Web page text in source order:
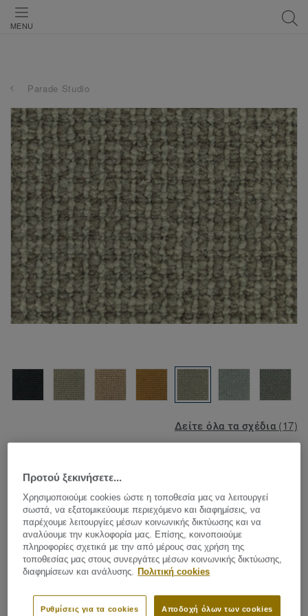
MENU
Parade Studio
Δείτε όλα τα σχέδια (17)
Parade Studio - Studio B285
490
The new Parade Studio carpet collection is characterized by
a graphic bouclé structure in a new color palette with warm
naturals and fresh, colorful shades. The sleek structure
gives the floor a modern, timeless look. Parade Studio is
Προτού ξεκινήσετε...
Χρησιμοποιούμε cookies ώστε η τοποθεσία μας να λειτουργεί
σωστά, να εξατομικεύουμε περιεχόμενο και διαφημίσεις, να
παρέχουμε λειτουργίες μέσων κοινωνικής δικτύωσης και να
αναλύουμε την κυκλοφορία μας. Επίσης, κοινοποιούμε
πληροφορίες σχετικά με την από μέρους σας χρήση της
τοποθεσίας μας στους συνεργάτες μέσων κοινωνικής δικτύωσης,
διαφημίσεων και ανάλυσης. Πολιτική cookies
Αποδοχή όλων των cookies
Ρυθμίσεις για τα cookies